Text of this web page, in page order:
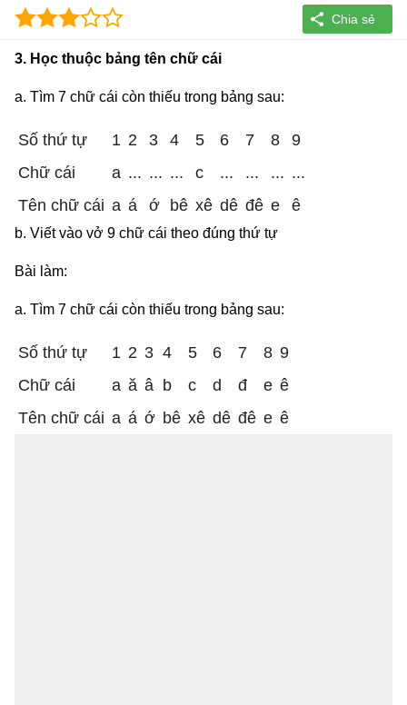
3. Học thuộc bảng tên chữ cái
a. Tìm 7 chữ cái còn thiếu trong bảng sau:
Số thứ tự 1 2 3 4 5 6 7 8
9
Chữ cái
a ... ... ... c ... ... ... ...
Tên chữ cái a á ớ bê xê dê đê e ê
b. Viết vào vở 9 chữ cái theo đúng thứ tự
Bài làm:
a. Tìm 7 chữ cái còn thiếu trong bảng sau:
Số thứ tự 1 2 3 4 5 6 7 8 9
Chữ cái
a ă â b c d đ e ê
Tên chữ cái a á ớ bê xê dê đê e ê